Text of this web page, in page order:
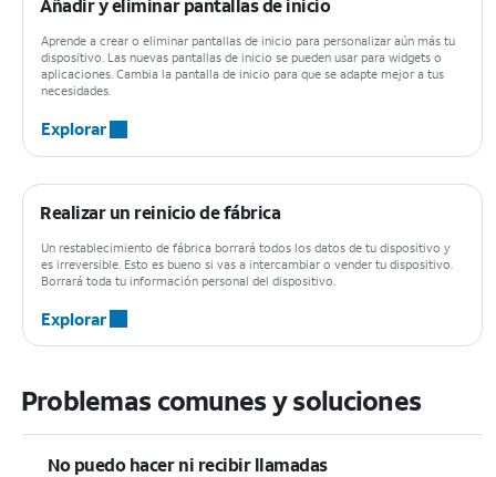
Añadir y eliminar pantallas de inicio
Aprende a crear o eliminar pantallas de inicio para personalizar aún más tu
dispositivo. Las nuevas pantallas de inicio se pueden usar para widgets o
aplicaciones. Cambia la pantalla de inicio para que se adapte mejor a tus
necesidades.
Explorar
Realizar un reinicio de fábrica
Un restablecimiento de fábrica borrará todos los datos de tu dispositivo y
es irreversible. Esto es bueno si vas a intercambiar o vender tu dispositivo.
Borrará toda tu información personal del dispositivo.
Explorar
Problemas comunes y soluciones
No puedo hacer ni recibir llamadas